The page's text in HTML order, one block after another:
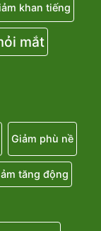
khan tiếng
mắt
Giảm phù nề
tăng động